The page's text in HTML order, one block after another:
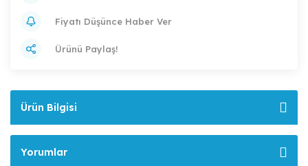
Fiyatı Düşünce Haber Ver
Ürünü Paylaş!
Ürün Bilgisi
Yorumlar